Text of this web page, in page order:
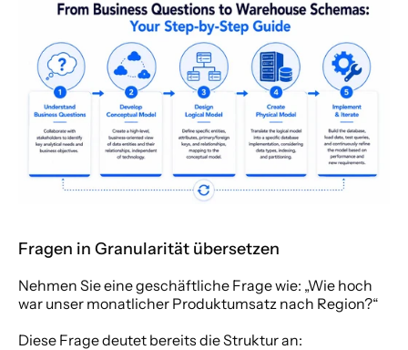
Fragen in Granularität übersetzen
Nehmen Sie eine geschäftliche Frage wie: „Wie hoch
war unser monatlicher Produktumsatz nach Region?“
Diese Frage deutet bereits die Struktur an: